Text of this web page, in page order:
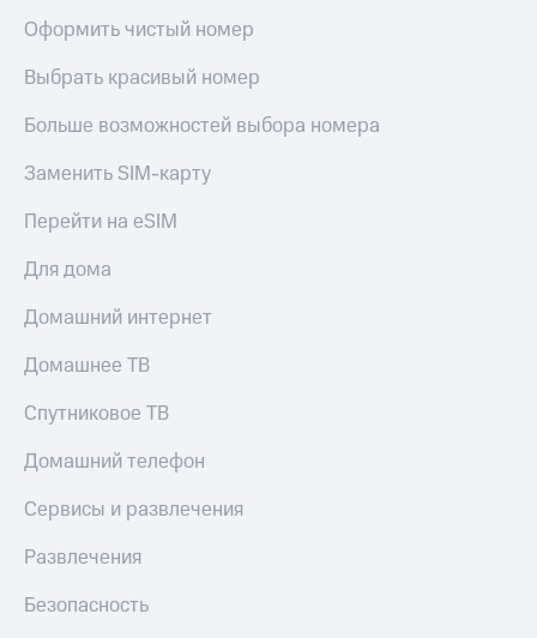
Оформить чистый номер
Выбрать красивый номер
Больше возможностей выбора номера
Заменить SIM-карту
Перейти на eSIM
Для дома
Домашний интернет
Домашнее ТВ
Спутниковое ТВ
Домашний телефон
Сервисы и развлечения
Развлечения
Безопасность